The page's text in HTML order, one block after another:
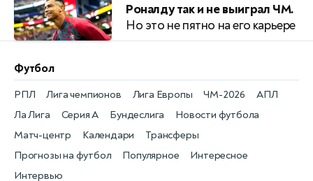
Роналду так и не выиграл ЧМ.
Но это не пятно на его карьере
Футбол
Новости футбола
РПЛ
Матч-центр
Лига чемпионов
Календари
Лига Европы
Трансферы
ЧМ-2026
Прогнозы на футбол
АПЛ
Популярное
Ла Лига
Интересное
Серия А
Интервью
Бундеслига